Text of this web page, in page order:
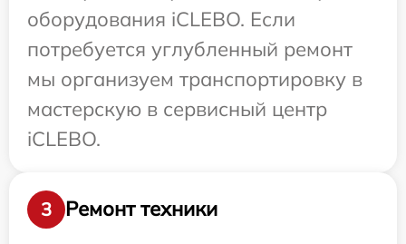
оборудования iCLEBO. Если
потребуется углубленный ремонт
мы организуем транспортировку в
мастерскую в сервисный центр
iCLEBO.
3
Ремонт техники